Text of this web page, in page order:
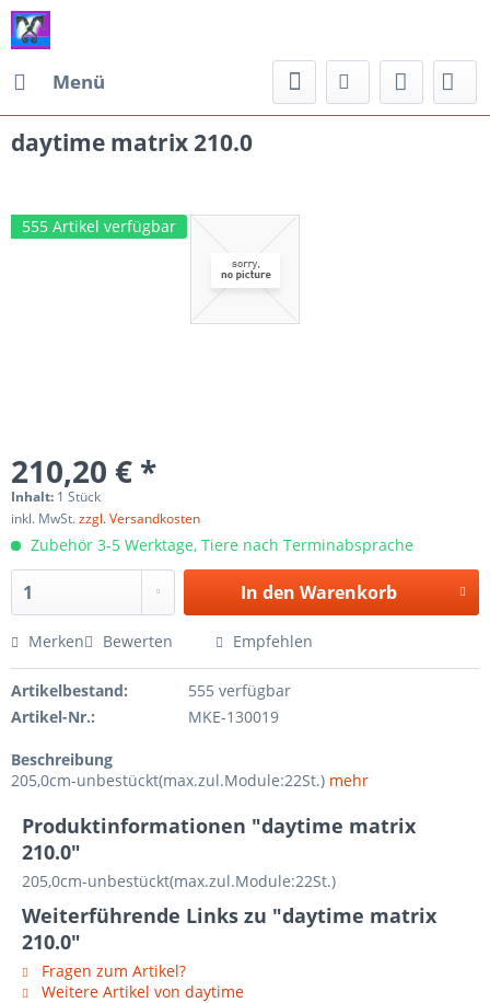
Menü
daytime matrix 210.0
555 Artikel verfügbar
210,20 € *
Inhalt: 1 Stück
inkl. MwSt.zzgl. Versandkosten
Zubehör 3-5 Werktage, Tiere nach Terminabsprache
In den Warenkorb
Merken Bewerten Empfehlen
Artikelbestand:
555 verfügbar
Artikel-Nr.:
MKE-130019
Beschreibung
205,0cm-unbestückt(max.zul.Module:22St.) mehr
Produktinformationen "daytime matrix
210.0"
205,0cm-unbestückt(max.zul.Module:22St.)
Weiterführende Links zu "daytime matrix
210.0"
Fragen zum Artikel?
Weitere Artikel von daytime